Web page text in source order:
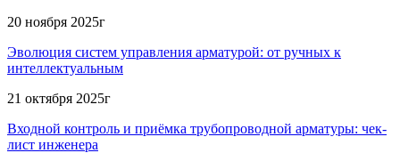
20 ноября 2025г
Эволюция систем управления арматурой: от ручных к
интеллектуальным
21 октября 2025г
Входной контроль и приёмка трубопроводной арматуры: чек-
лист инженера